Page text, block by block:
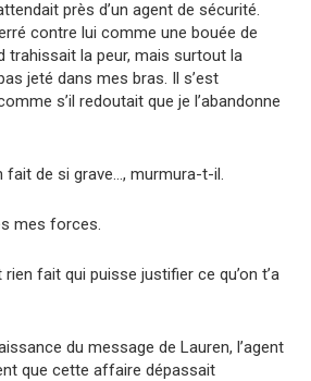
près d’un agent de sécurité.
contre lui comme une bouée de
trahissait la peur, mais surtout la
jeté dans mes bras. Il s’est
s’il redoutait que je l’abandonne
fait de si grave…, murmura-t-il.
mes forces.
fait qui puisse justifier ce qu’on t’a
du message de Lauren, l’agent
que cette affaire dépassait